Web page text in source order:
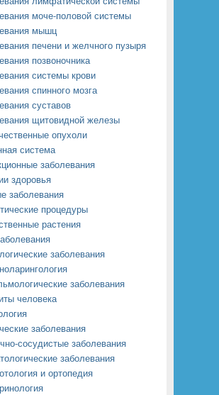
моче-половой системы
мышц
печени и желчного пузыря
позвоночника
системы крови
спинного мозга
суставов
щитовидной железы
опухоли
система
заболевания
здоровья
заболевания
процедуры
растения
заболевания
заболевания
человека
заболевания
сосудистые заболевания
заболевания
и ортопедия